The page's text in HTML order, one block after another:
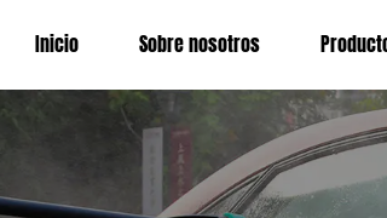
Inicio Sobre nosotros